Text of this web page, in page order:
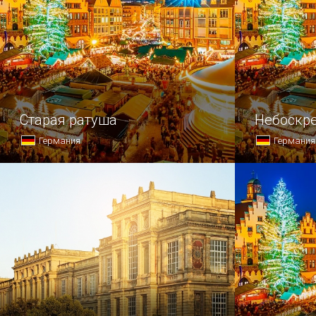
Старая ратуша
Германия
Старая ратуша — не только одно
из самых красивых, но и, пожалуй,
самое известное здание Бонна.
Германия
У многих
например,
старинных